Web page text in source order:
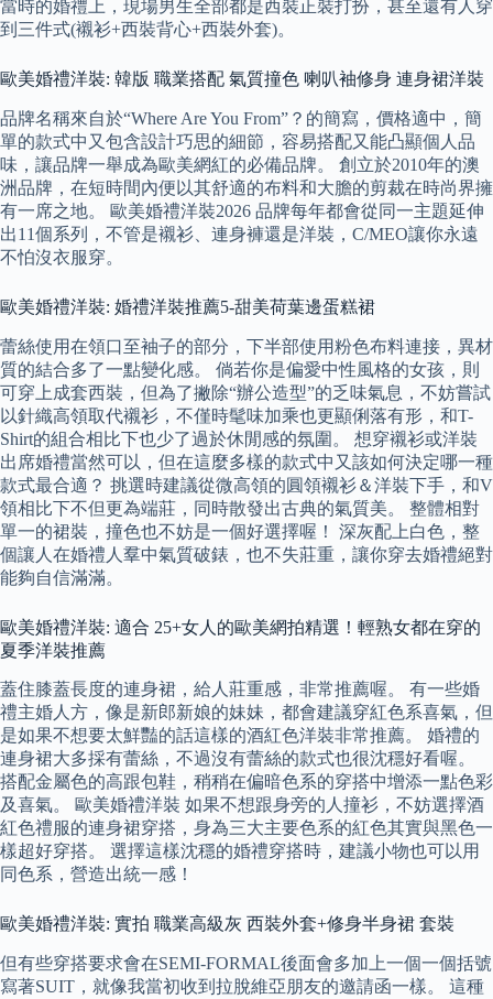
當時的婚禮上，現場男生全部都是西裝正裝打扮，甚至還有人穿
到三件式(襯衫+西裝背心+西裝外套)。
歐美婚禮洋裝: 韓版 職業搭配 氣質撞色 喇叭袖修身 連身裙洋裝
品牌名稱來自於“Where Are You From”？的簡寫，價格適中，簡
單的款式中又包含設計巧思的細節，容易搭配又能凸顯個人品
味，讓品牌一舉成為歐美網紅的必備品牌。 創立於2010年的澳
洲品牌，在短時間內便以其舒適的布料和大膽的剪裁在時尚界擁
有一席之地。 歐美婚禮洋裝2026 品牌每年都會從同一主題延伸
出11個系列，不管是襯衫、連身褲還是洋裝，C/MEO讓你永遠
不怕沒衣服穿。
歐美婚禮洋裝: 婚禮洋裝推薦5-甜美荷葉邊蛋糕裙
蕾絲使用在領口至袖子的部分，下半部使用粉色布料連接，異材
質的結合多了一點變化感。 倘若你是偏愛中性風格的女孩，則
可穿上成套西裝，但為了撇除“辦公造型”的乏味氣息，不妨嘗試
以針織高領取代襯衫，不僅時髦味加乘也更顯俐落有形，和T-
Shirt的組合相比下也少了過於休閒感的氛圍。 想穿襯衫或洋裝
出席婚禮當然可以，但在這麼多樣的款式中又該如何決定哪一種
款式最合適？ 挑選時建議從微高領的圓領襯衫＆洋裝下手，和V
領相比下不但更為端莊，同時散發出古典的氣質美。 整體相對
單一的裙裝，撞色也不妨是一個好選擇喔！ 深灰配上白色，整
個讓人在婚禮人羣中氣質破錶，也不失莊重，讓你穿去婚禮絕對
能夠自信滿滿。
歐美婚禮洋裝: 適合 25+女人的歐美網拍精選！輕熟女都在穿的
夏季洋裝推薦
蓋住膝蓋長度的連身裙，給人莊重感，非常推薦喔。 有一些婚
禮主婚人方，像是新郎新娘的妹妹，都會建議穿紅色系喜氣，但
是如果不想要太鮮豔的話這樣的酒紅色洋裝非常推薦。 婚禮的
連身裙大多採有蕾絲，不過沒有蕾絲的款式也很沈穩好看喔。
搭配金屬色的高跟包鞋，稍稍在偏暗色系的穿搭中增添一點色彩
及喜氣。 歐美婚禮洋裝 如果不想跟身旁的人撞衫，不妨選擇酒
紅色禮服的連身裙穿搭，身為三大主要色系的紅色其實與黑色一
樣超好穿搭。 選擇這樣沈穩的婚禮穿搭時，建議小物也可以用
同色系，營造出統一感！
歐美婚禮洋裝: 實拍 職業高級灰 西裝外套+修身半身裙 套裝
但有些穿搭要求會在SEMI-FORMAL後面會多加上一個一個括號
寫著SUIT，就像我當初收到拉脫維亞朋友的邀請函一樣。 這種